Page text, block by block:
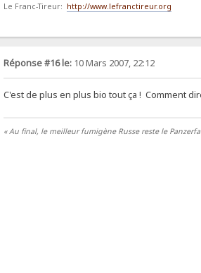
Le Franc-Tireur: http://www.lefranctireur.org
Réponse #16 le:10 Mars 2007, 22:12
C'est de plus en plus bio tout ça ! Comment
« Au final, le meilleur fumigène Russe reste le